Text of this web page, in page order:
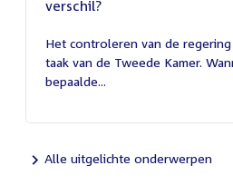
verschil?
juli
2026
Het controleren van de
taak van de Tweede Kamer.
bepaalde...
Alle uitgelichte onderwerpen